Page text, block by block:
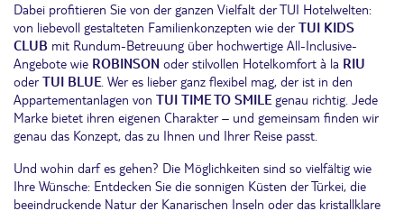
Dabei profitieren Sie von der ganzen Vielfalt der TUI Hotelwelten:
von liebevoll gestalteten Familienkonzepten wie derTUI KIDS
CLUB mit Rundum-Betreuung über hochwertige All-Inclusive-
Angebote wie ROBINSON oder stilvollen Hotelkomfort à la RIU
oderTUI BLUE. Wer es lieber ganz flexibel mag, der ist in den
Appartementanlagen von TUI TIME TO SMILEgenau richtig. Jede
Marke bietet ihren eigenen Charakter – und gemeinsam finden wir
genau das Konzept, das zu Ihnen und Ihrer Reise passt.
Und wohin darf es gehen? Die Möglichkeiten sind so vielfältig wie
Ihre Wünsche: Entdecken Sie die sonnigen Küsten der Türkei, die
beeindruckende Natur der Kanarischen Inseln oder das kristallklare